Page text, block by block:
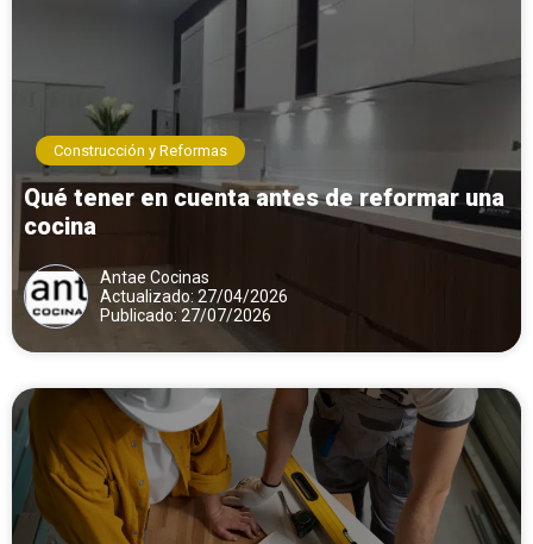
Construcción y Reformas
Qué tener en cuenta antes de reformar una
cocina
Antae Cocinas
Actualizado: 27/04/2026
Publicado: 27/07/2026